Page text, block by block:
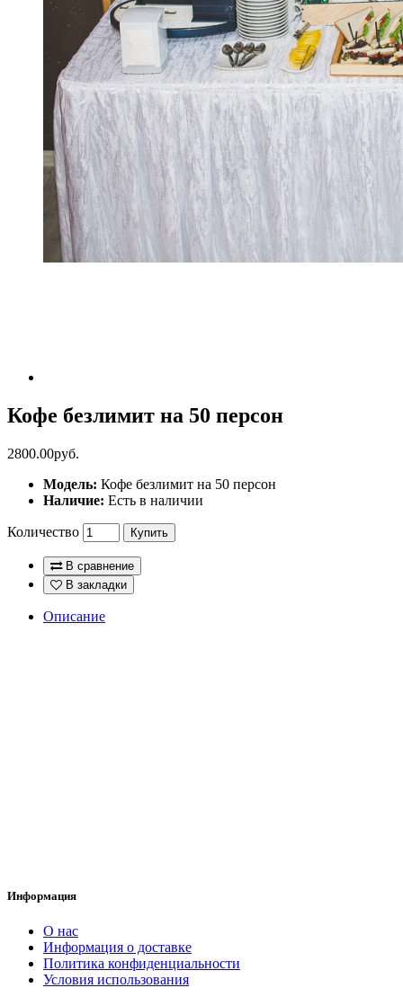
Кофе безлимит на 50 персон
2800.00руб.
Модель: Кофе безлимит на 50 персон
Наличие: Есть в наличии
Количество Купить
В сравнение
В закладки
Описание
Информация
O нас
Информация о доставке
Политика конфиденциальности
Условия использования